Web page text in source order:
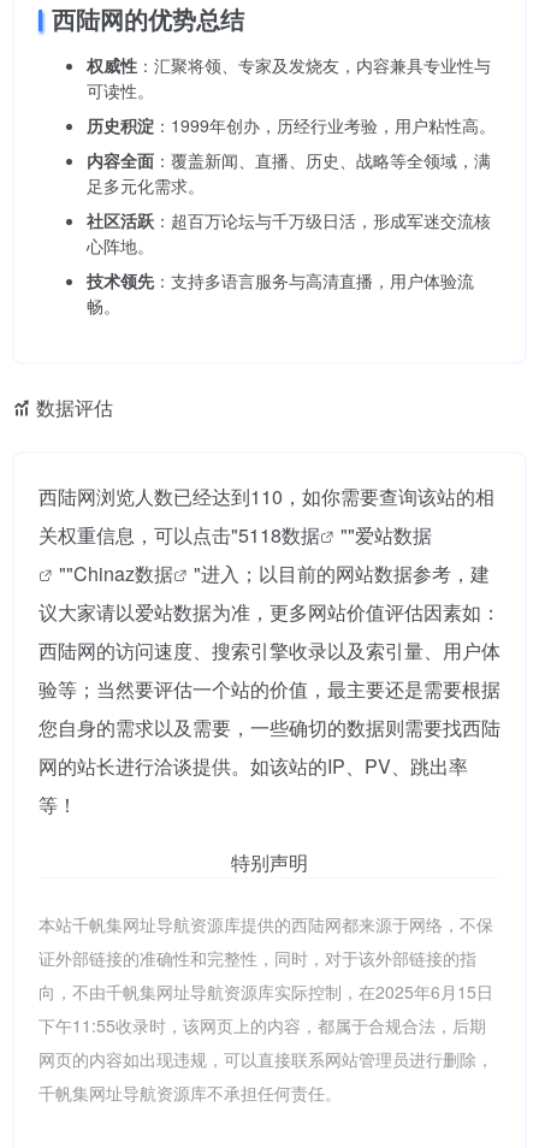
西陆网的优势总结
权威性 ：汇聚将领、专家及发烧友，内容兼具专业性与
可读性。
历史积淀 ：1999年创办，历经行业考验，用户粘性高。
内容全面 ：覆盖新闻、直播、历史、战略等全领域，满
足多元化需求。
社区活跃 ：超百万论坛与千万级日活，形成军迷交流核
心阵地。
技术领先 ：支持多语言服务与高清直播，用户体验流
畅。
数据评估
西陆网浏览人数已经达到110，如你需要查询该站的相
关权重信息，可以点击"5118数据 ""爱站数据
""Chinaz数据
"进入；以目前的网站数据参考，建
议大家请以爱站数据为准，更多网站价值评估因素如：
西陆网的访问速度、搜索引擎收录以及索引量、用户体
验等；当然要评估一个站的价值，最主要还是需要根据
您自身的需求以及需要，一些确切的数据则需要找西陆
网的站长进行洽谈提供。如该站的IP、PV、跳出率
等！
特别声明
本站千帆集网址导航资源库提供的西陆网都来源于网络，不保
证外部链接的准确性和完整性，同时，对于该外部链接的指
向，不由千帆集网址导航资源库实际控制，在2025年6月15日
下午11:55收录时，该网页上的内容，都属于合规合法，后期
网页的内容如出现违规，可以直接联系网站管理员进行删除，
千帆集网址导航资源库不承担任何责任。